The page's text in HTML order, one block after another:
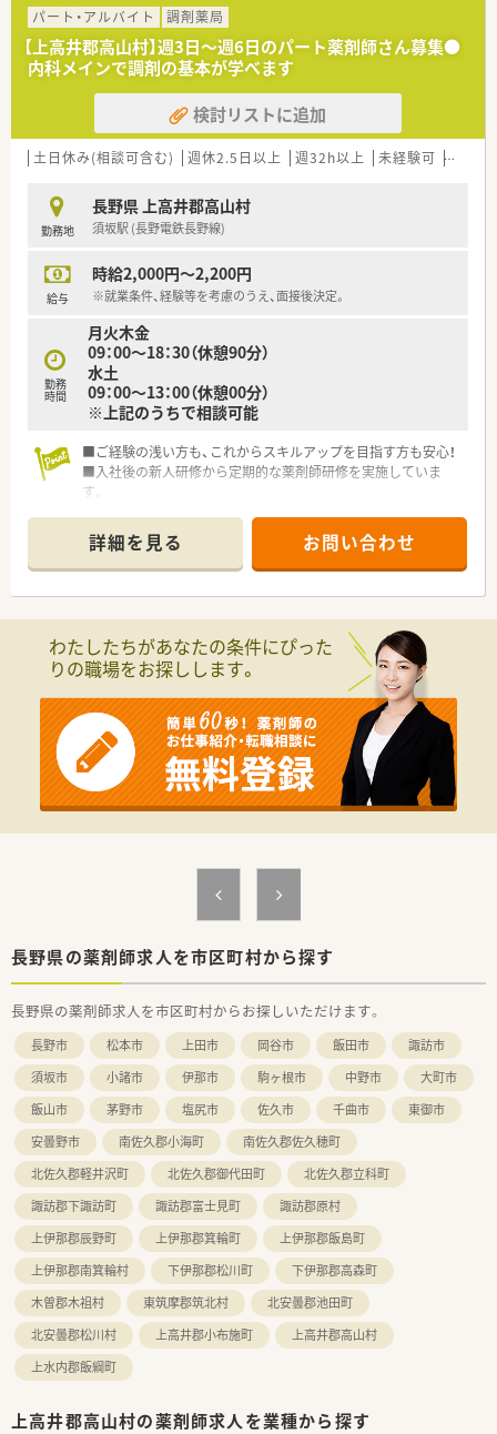
パート・アルバイト
調剤薬局
【上高井郡高山村】週3日～週6日のパート薬剤師さん募集●
内科メインで調剤の基本が学べます
検討リストに追加
土日休み(相談可含む) 週休2.5日以上 週32h以上 未経験可 ブラン
勤務地
長野県 上高井郡高山村
須坂駅 (長野電鉄長野線)
給与
時給2,000円～2,200円
※就業条件、経験等を考慮のうえ、面接後決定。
勤務
時間
月火木金
09：00～18：30（休憩90分）
水土
09：00～13：00（休憩00分）
※上記のうちで相談可能
■ご経験の浅い方も、これからスキルアップを目指す方も安心！
■入社後の新人研修から定期的な薬剤師研修を実施していま
す。
詳細を見る お問い合わせ
わたしたちがあなたの条件にぴった
りの職場をお探しします。
長野県の薬剤師求人を市区町村から探す
長野県の薬剤師求人を市区町村からお探しいただけます。
長野市 松本市 上田市 岡谷市 飯田市
諏訪市
須坂市
小諸市 伊那市 駒ヶ根市 中野市
大町市
飯山市
茅野市 塩尻市 佐久市 千曲市
東御市
安曇野市
南佐久郡小海町
南佐久郡佐久穂町
北佐久郡軽井沢町
北佐久郡御代田町
北佐久郡立科町
諏訪郡下諏訪町
諏訪郡富士見町
諏訪郡原村
上伊那郡辰野町
上伊那郡箕輪町
上伊那郡飯島町
上伊那郡南箕輪村
下伊那郡松川町
下伊那郡高森町
木曽郡木祖村
東筑摩郡筑北村
北安曇郡池田町
北安曇郡松川村
上高井郡小布施町
上高井郡高山村
上水内郡飯綱町
上高井郡高山村の薬剤師求人を業種から探す